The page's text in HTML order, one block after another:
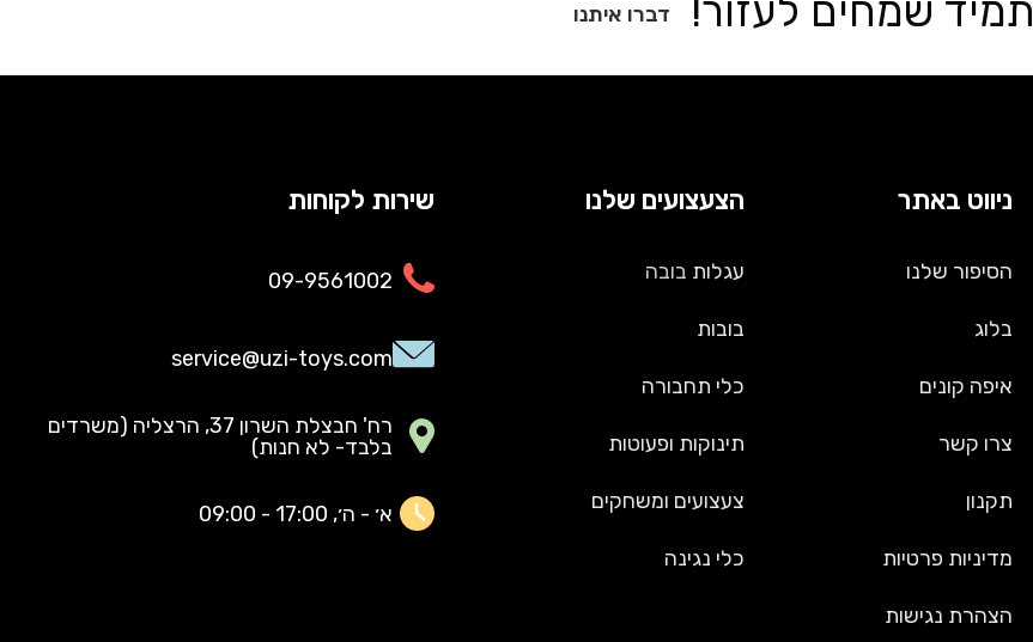
תמיד שמחים לעזור! דברו איתנו
ניווט באתר
הסיפור שלנו
בלוג
איפה קונים
צרו קשר
תקנון
מדיניות פרטיות
הצהרת נגישות
הצעצועים שלנו
עגלות בובה
בובות
כלי תחבורה
תינוקות ופעוטות
צעצועים ומשחקים
כלי נגינה
שירות לקוחות
09-9561002
service@uzi-toys.com
רח' חבצלת השרון 37, הרצליה (משרדים
בלבד- לא חנות)
א׳ - ה׳, 17:00 - 09:00